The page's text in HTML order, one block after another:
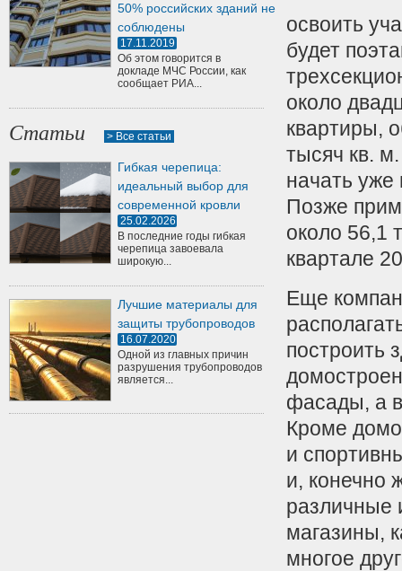
50% российских зданий не
соблюдены
17.11.2019
Об этом говорится в
докладе МЧС России, как
сообщает РИА...
Статьи > Все статьи
Гибкая черепица:
идеальный выбор для
современной кровли
25.02.2026
В последние годы гибкая
черепица завоевала
широкую...
Лучшие материалы для
защиты трубопроводов
16.07.2020
Одной из главных причин
разрушения трубопроводов
является...
освоить
будет
около
квартиры,
тысяч кв.
начать уже
Позже
около 56,1
квартале
Еще
построить
фасады, а
Кроме
и
и, конечно
различные
магазины,
многое